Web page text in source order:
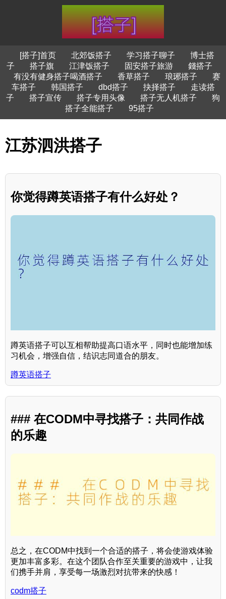
[搭子]首页 北郊饭搭子 学习搭子聊子
博士搭
子
搭子旗 江津饭搭子 固安搭子旅游
錢搭子
有没有健身搭子喝酒搭子
香草搭子 琅琊搭子
赛
车搭子
韩国搭子 dbd搭子 抉择搭子
走读搭
子
搭子宣传 搭子专用头像 搭子无人机搭子
狗
搭子全能搭子
95搭子
江苏泗洪搭子
你觉得蹲英语搭子有什么好处？
蹲英语搭子可以互相帮助提高口语水平，同时也能增加练
习机会，增强自信，结识志同道合的朋友。
蹲英语搭子
### 在CODM中寻找搭子：共同作战
的乐趣
总之，在CODM中找到一个合适的搭子，将会使游戏体验
更加丰富多彩。在这个团队合作至关重要的游戏中，让我
们携手并肩，享受每一场激烈对抗带来的快感！
codm搭子